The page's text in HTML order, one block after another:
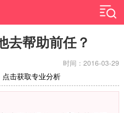
去帮助前任？
时间：2016-03-29
击获取专业分析